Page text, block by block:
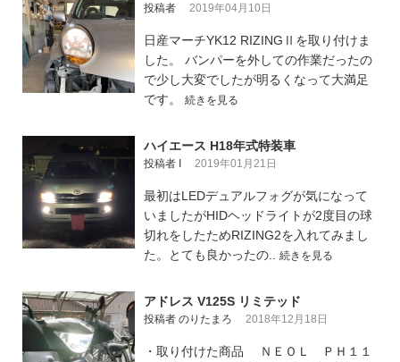
投稿者 2019年04月10日
日産マーチYK12 RIZINGⅡを取り付けま
した。 バンパーを外しての作業だったの
で少し大変でしたが明るくなって大満足
です。 続きを見る
ハイエース H18年式特装車
投稿者 I 2019年01月21日
最初はLEDデュアルフォグが気になって
いましたがHIDヘッドライトが2度目の球
切れをしたためRIZING2を入れてみまし
た。とても良かったの.. 続きを見る
アドレス V125S リミテッド
投稿者 のりたまろ 2018年12月18日
・取り付けた商品 ＮＥＯＬ ＰＨ１１